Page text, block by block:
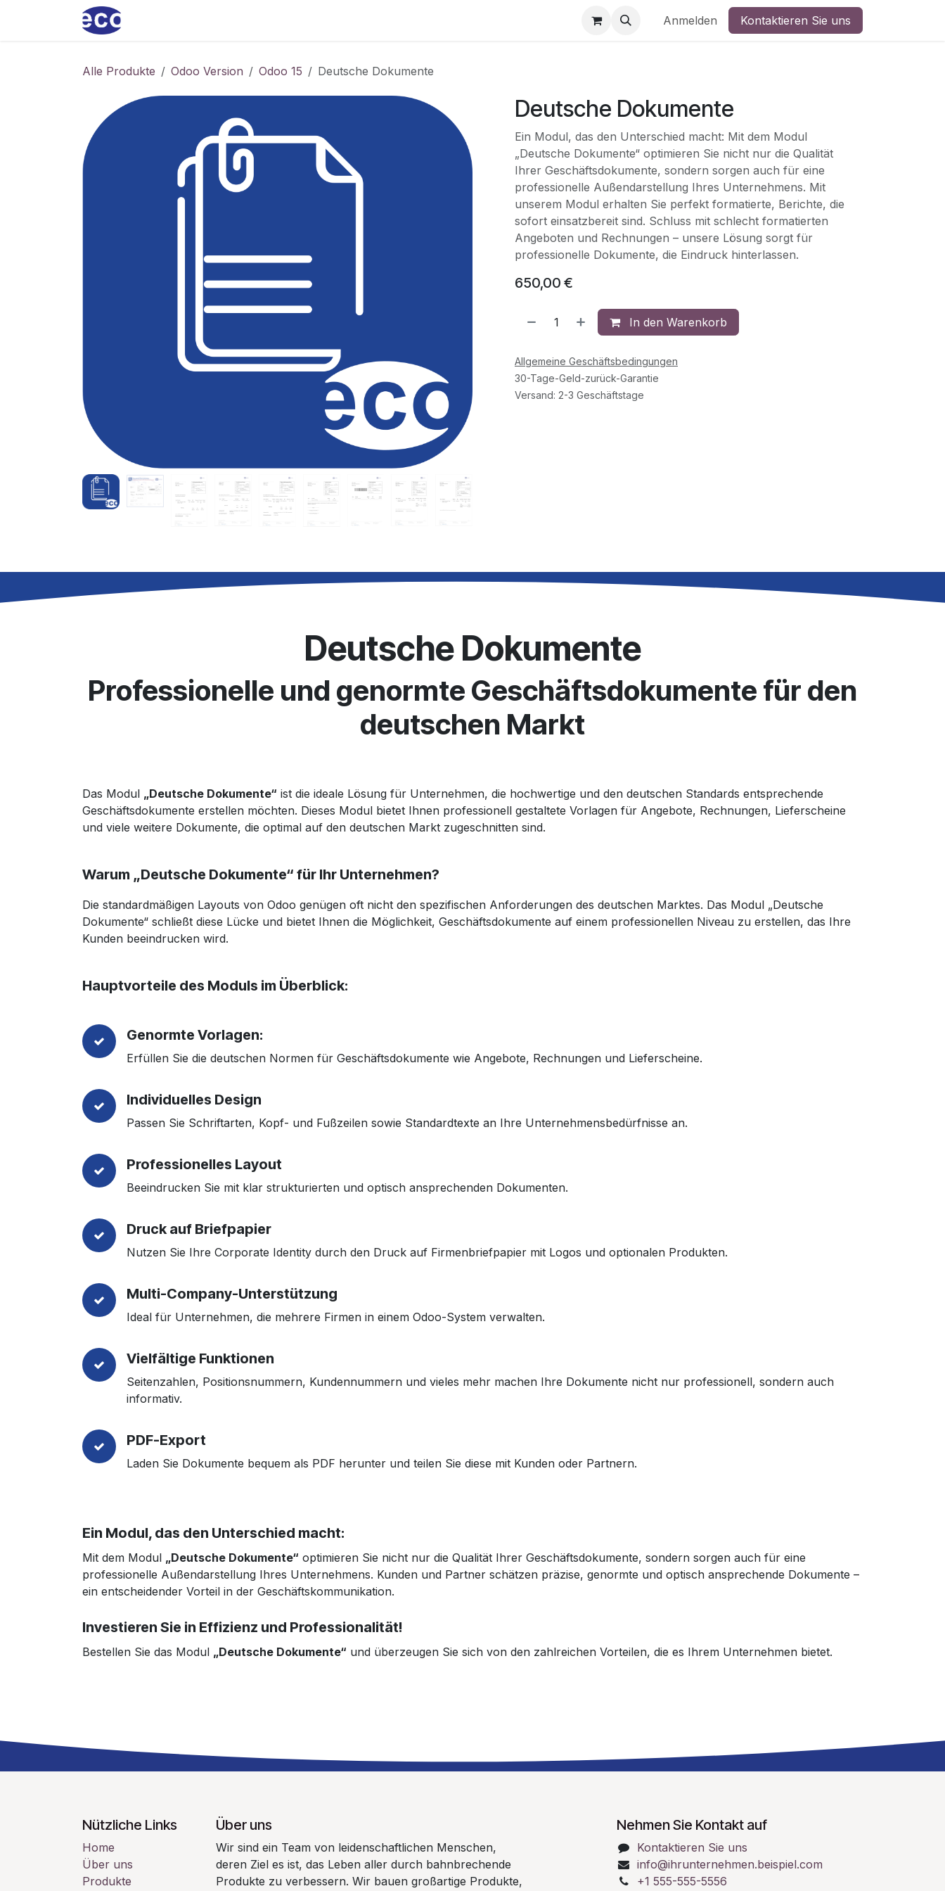
Zum Inhalt springen
Anmelden Kontaktieren Sie uns
Alle Produkte Odoo Version Odoo 15 Deutsche Dokumente
Deutsche Dokumente
Ein Modul, das den Unterschied macht: Mit dem Modul
„Deutsche Dokumente“ optimieren Sie nicht nur die Qualität
Ihrer Geschäftsdokumente, sondern sorgen auch für eine
professionelle Außendarstellung Ihres Unternehmens. Mit
unserem Modul erhalten Sie perfekt formatierte, Berichte, die
sofort einsatzbereit sind. Schluss mit schlecht formatierten
Angeboten und Rechnungen – unsere Lösung sorgt für
professionelle Dokumente, die Eindruck hinterlassen.
650,00 €
In den Warenkorb
Allgemeine Geschäftsbedingungen
30-Tage-Geld-zurück-Garantie
Versand: 2-3 Geschäftstage
Deutsche Dokumente
Professionelle und genormte Geschäftsdokumente für den
deutschen Markt
Das Modul „Deutsche Dokumente“ ist die ideale Lösung für Unternehmen, die hochwertige und den deutschen Standards entsprechende
Geschäftsdokumente erstellen möchten. Dieses Modul bietet Ihnen professionell gestaltete Vorlagen für Angebote, Rechnungen, Lieferscheine
und viele weitere Dokumente, die optimal auf den deutschen Markt zugeschnitten sind.
Warum „Deutsche Dokumente“ für Ihr Unternehmen?
Die standardmäßigen Layouts von Odoo genügen oft nicht den spezifischen Anforderungen des deutschen Marktes. Das Modul „Deutsche
Dokumente“ schließt diese Lücke und bietet Ihnen die Möglichkeit, Geschäftsdokumente auf einem professionellen Niveau zu erstellen, das Ihre
Kunden beeindrucken wird.
Hauptvorteile des Moduls im Überblick:
Genormte Vorlagen:
Erfüllen Sie die deutschen Normen für Geschäftsdokumente wie Angebote, Rechnungen und Lieferscheine.
Individuelles Design
Passen Sie Schriftarten, Kopf- und Fußzeilen sowie Standardtexte an Ihre Unternehmensbedürfnisse an.
Professionelles Layout
Beeindrucken Sie mit klar strukturierten und optisch ansprechenden Dokumenten.
Druck auf Briefpapier
Nutzen Sie Ihre Corporate Identity durch den Druck auf Firmenbriefpapier mit Logos und optionalen Produkten.
Multi-Company-Unterstützung
Ideal für Unternehmen, die mehrere Firmen in einem Odoo-System verwalten.
Vielfältige Funktionen
Seitenzahlen, Positionsnummern, Kundennummern und vieles mehr machen Ihre Dokumente nicht nur professionell, sondern auch
informativ.
PDF-Export
Laden Sie Dokumente bequem als PDF herunter und teilen Sie diese mit Kunden oder Partnern.
Ein Modul, das den Unterschied macht:
Mit dem Modul „Deutsche Dokumente“ optimieren Sie nicht nur die Qualität Ihrer Geschäftsdokumente, sondern sorgen auch für eine
professionelle Außendarstellung Ihres Unternehmens. Kunden und Partner schätzen präzise, genormte und optisch ansprechende Dokumente –
ein entscheidender Vorteil in der Geschäftskommunikation.
Investieren Sie in Effizienz und Professionalität!
Bestellen Sie das Modul „Deutsche Dokumente“ und überzeugen Sie sich von den zahlreichen Vorteilen, die es Ihrem Unternehmen bietet.
Nützliche Links
Home
Über uns
Produkte
Über uns
Wir sind ein Team von leidenschaftlichen Menschen,
deren Ziel es ist, das Leben aller durch bahnbrechende
Produkte zu verbessern. Wir bauen großartige Produkte,
Nehmen Sie Kontakt auf
Kontaktieren Sie uns
info@ihrunternehmen.beispiel.com
+1 555-555-5556